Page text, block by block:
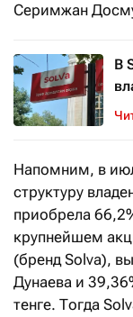
Серимжан
В
Напомним, в
структуру
приобрела
крупнейшем
(бренд Solva),
Дунаева и
тенге. Тогда